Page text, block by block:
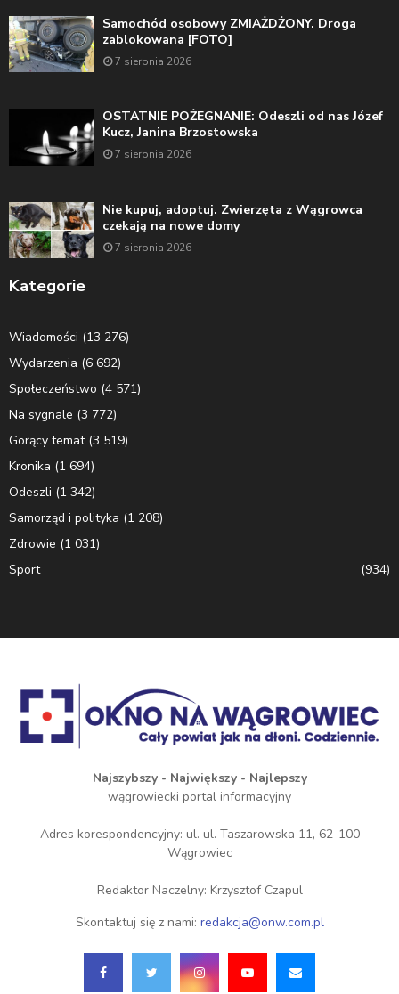
Samochód osobowy ZMIAŻDŻONY. Droga
zablokowana [FOTO]
7 sierpnia 2026
OSTATNIE POŻEGNANIE: Odeszli od nas Józef
Kucz, Janina Brzostowska
7 sierpnia 2026
Nie kupuj, adoptuj. Zwierzęta z Wągrowca
czekają na nowe domy
7 sierpnia 2026
Kategorie
Wiadomości (13 276)
Wydarzenia (6 692)
Społeczeństwo (4 571)
Na sygnale (3 772)
Gorący temat(3 519)
Kronika (1 694)
Odeszli (1 342)
Samorząd i polityka (1 208)
Zdrowie (1 031)
Sport
(934)
Najszybszy - Największy - Najlepszy
wągrowiecki portal informacyjny
Adres korespondencyjny: ul. ul. Taszarowska 11, 62-100
Wągrowiec
Redaktor Naczelny: Krzysztof Czapul
Skontaktuj się z nami: redakcja@onw.com.pl